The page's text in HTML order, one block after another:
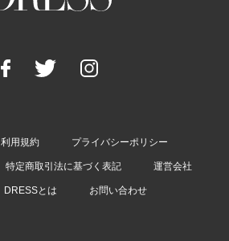
利用規約 プライバシーポリシー
特定商取引法に基づく表記 運営会社
DRESSとは お問い合わせ